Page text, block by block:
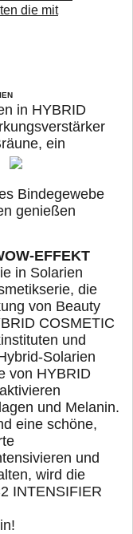
die mit
in HYBRID
ein
Bindegewebe
genießen
EFFEKT
in Solarien
die
von Beauty
COSMETIC
und
Solarien
von HYBRID
und Melanin.
eine schöne,
und
wird die
INTENSIFIER